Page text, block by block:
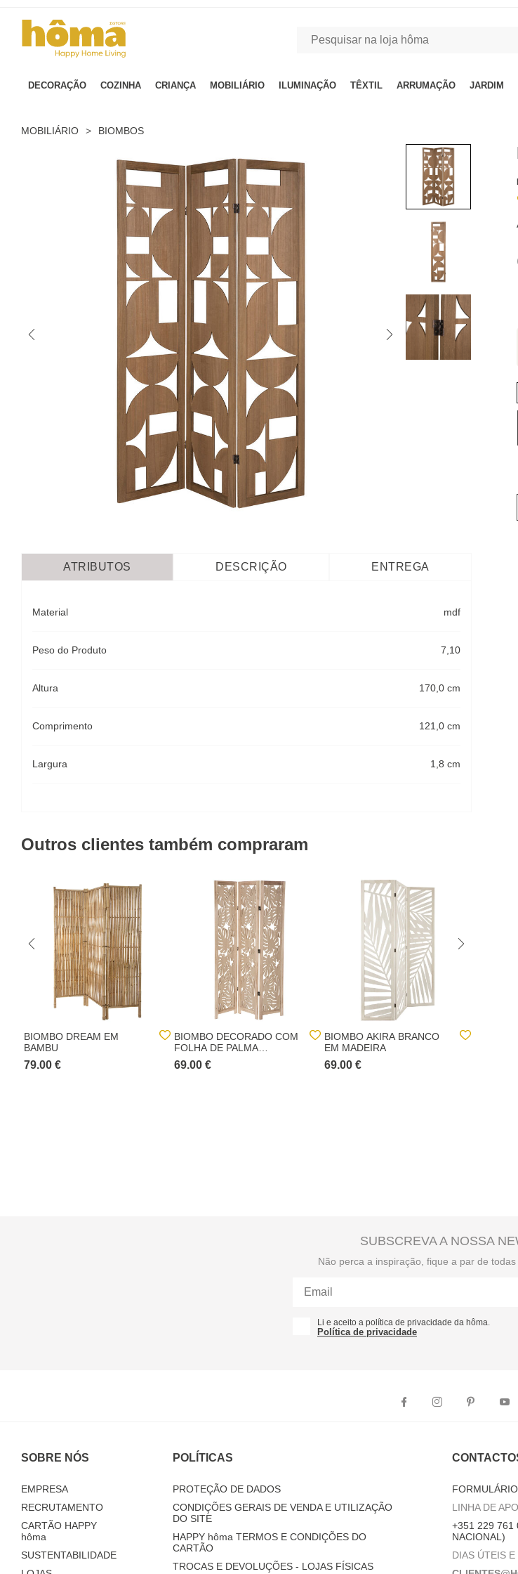
DECORAÇÃO COZINHA CRIANÇA MOBILIÁRIO ILUMINAÇÃO TÊXTIL ARRUMAÇÃO JARDIM
MOBILIÁRIO > BIOMBOS
ATRIBUTOS DESCRIÇÃO ENTREGA
Material mdf
Peso do Produto 7,10
Altura 170,0 cm
Comprimento 121,0 cm
Largura 1,8 cm
Outros clientes também compraram
BIOMBO DREAM EM
BAMBU
79.00 €
BIOMBO DECORADO COM
FOLHA DE PALMA
NATURAL
69.00 €
BIOMBO AKIRA BRANCO
EM MADEIRA
69.00 €
SUBSCREVA A NOSSA
Não perca a inspiração, fique a par de
Li e aceito a política de privacidade da hôma.
Política de privacidade
SOBRE NÓS
EMPRESA
RECRUTAMENTO
CARTÃO HAPPY
hôma
SUSTENTABILIDADE
POLÍTICAS
PROTEÇÃO DE DADOS
CONDIÇÕES GERAIS DE VENDA E UTILIZAÇÃO
DO SITE
HAPPY hôma TERMOS E CONDIÇÕES DO
CARTÃO
TROCAS E DEVOLUÇÕES - LOJAS FÍSICAS
LINHA DE
+351 229 761
NACIONAL)
DIAS ÚTEIS E